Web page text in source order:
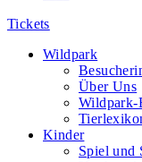
Tickets
Wildpark
Über Uns
Wildpark-
Kinder
Spiel und